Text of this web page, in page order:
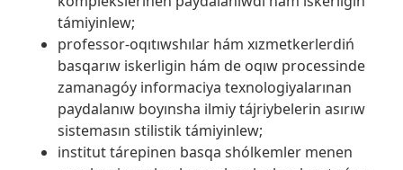
támiyinlew;
professor-oqıtıwshılar hám xızmetkerlerdiń
basqarıw iskerligin hám de oqıw processinde
zamanagóy informaciya texnologiyalarınan
paydalanıw boyınsha ilmiy tájriybelerin asırıw
sistemasın stilistik támiyinlew;
institut tárepinen basqa shólkemler menen